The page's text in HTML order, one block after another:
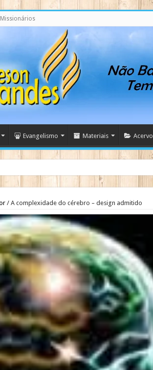
Evangelismo Materiais Acervo
/ A complexidade do cérebro – design admitido